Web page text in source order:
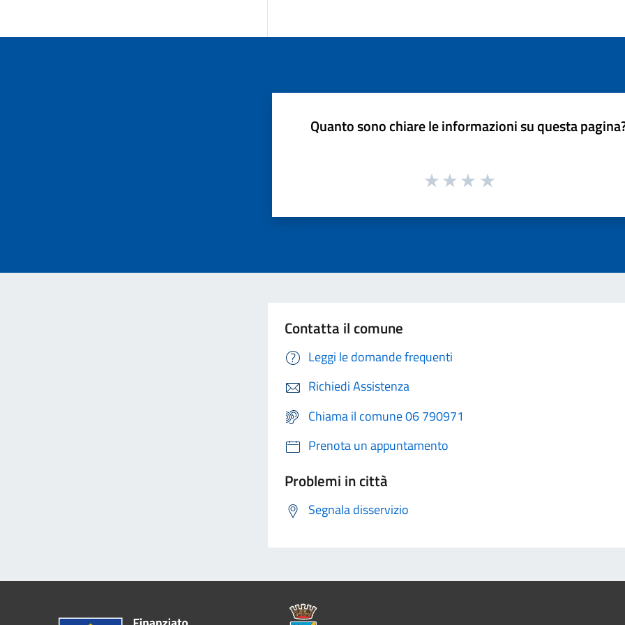
Quanto sono chiare le informazioni su questa
Contatta il comune
Leggi le domande frequenti
Richiedi Assistenza
Chiama il comune 06 790971
Prenota un appuntamento
Problemi in città
Segnala disservizio